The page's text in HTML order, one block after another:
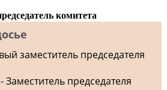
комитета
заместитель председателя
- Заместитель председателя